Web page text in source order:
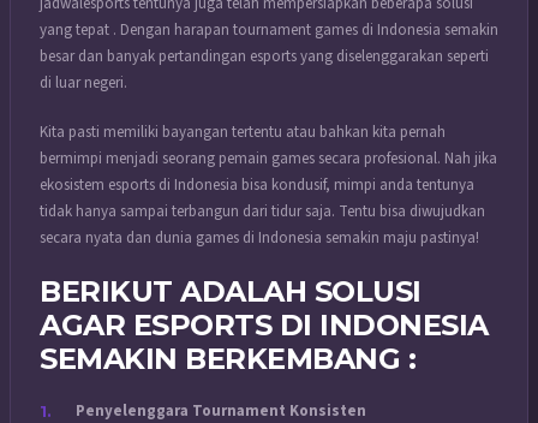
yang tepat . Dengan harapan tournament games di Indonesia semakin
besar dan banyak pertandingan esports yang diselenggarakan seperti
di luar negeri.
Kita pasti memiliki bayangan tertentu atau bahkan kita pernah
bermimpi menjadi seorang pemain games secara profesional. Nah jika
ekosistem esports di Indonesia bisa kondusif, mimpi anda tentunya
tidak hanya sampai terbangun dari tidur saja. Tentu bisa diwujudkan
secara nyata dan dunia games di Indonesia semakin maju pastinya!
BERIKUT ADALAH SOLUSI
AGAR ESPORTS DI INDONESIA
SEMAKIN BERKEMBANG :
Penyelenggara Tournament Konsisten